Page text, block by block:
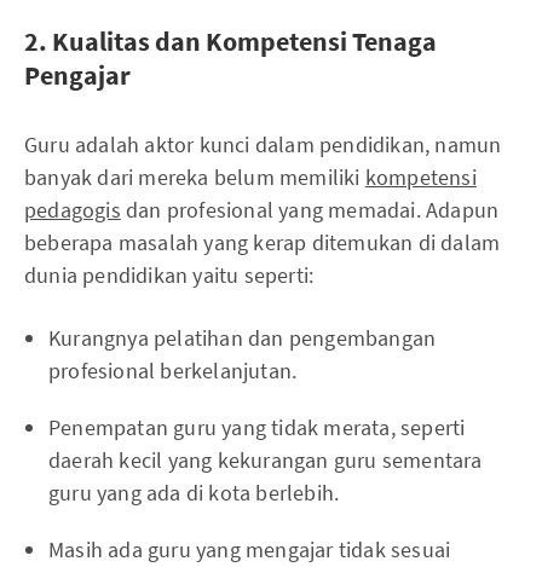
2. Kualitas dan Kompetensi Tenaga
Pengajar
Guru adalah aktor kunci dalam pendidikan, namun
banyak dari mereka belum memiliki kompetensi
pedagogis dan profesional yang memadai. Adapun
beberapa masalah yang kerap ditemukan di dalam
dunia pendidikan yaitu seperti:
Kurangnya pelatihan dan pengembangan
profesional berkelanjutan.
Penempatan guru yang tidak merata, seperti
daerah kecil yang kekurangan guru sementara
guru yang ada di kota berlebih.
Masih ada guru yang mengajar tidak sesuai